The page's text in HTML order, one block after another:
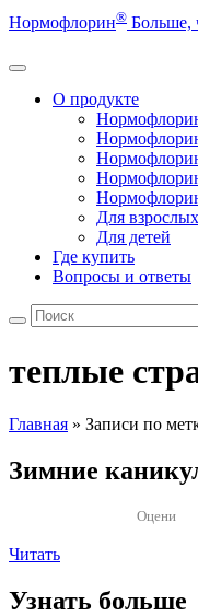
Нормофлорин® Больше,
О продукте
Для взрослых
Для детей
Где купить
Вопросы и ответы
теплые
Главная » Записи по
Зимние
Оцени
Читать
Узнать больше